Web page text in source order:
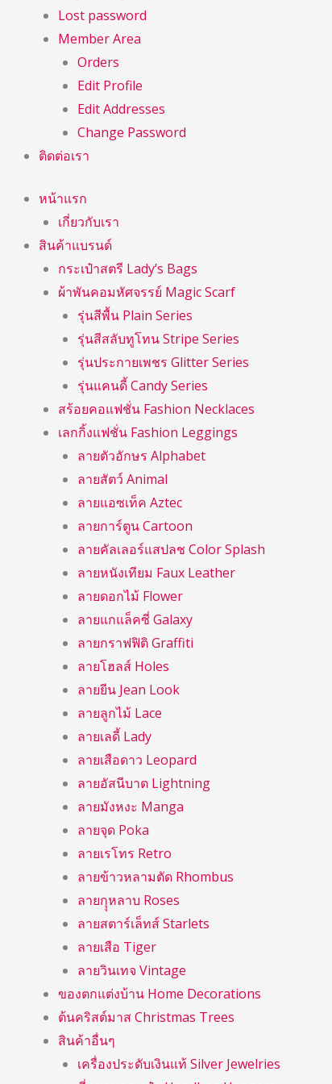
Lost password
Member Area
Orders
Edit Profile
Edit Addresses
Change Password
ติดต่อเรา
หน้าแรก
เกี่ยวกับเรา
สินค้าแบรนด์
กระเป๋าสตรี Lady’s Bags
ผ้าพันคอมหัศจรรย์ Magic Scarf
รุ่นสีพื้น Plain Series
รุ่นสีสลับทูโทน Stripe Series
รุ่นประกายเพชร Glitter Series
รุ่นแคนดี้ Candy Series
สร้อยคอแฟชั่น Fashion Necklaces
เลกกิ้งแฟชั่น Fashion Leggings
ลายตัวอักษร Alphabet
ลายสัตว์ Animal
ลายแอซเท็ค Aztec
ลายการ์ตูน Cartoon
ลายคัลเลอร์แสปลช Color Splash
ลายหนังเทียม Faux Leather
ลายดอกไม้ Flower
ลายแกแล็คซี่ Galaxy
ลายกราฟฟิติ Graffiti
ลายโฮลส์ Holes
ลายยีน Jean Look
ลายลูกไม้ Lace
ลายเลดี้ Lady
ลายเสือดาว Leopard
ลายอัสนีบาต Lightning
ลายมังหงะ Manga
ลายจุด Poka
ลายเรโทร Retro
ลายข้าวหลามตัด Rhombus
ลายกุุหลาบ Roses
ลายสตาร์เล็ทส์ Starlets
ลายเสือ Tiger
ลายวินเทจ Vintage
ของตกแต่งบ้าน Home Decorations
ต้นคริสต์มาส Christmas Trees
สินค้าอื่นๆ
เครื่องประดับเงินแท้ Silver Jewelries